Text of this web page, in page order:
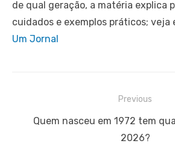
de qual geração, a matéria explica
cuidados e exemplos práticos; veja
Um Jornal
Previous
Previous
Quem nasceu em 1972 tem
2026?